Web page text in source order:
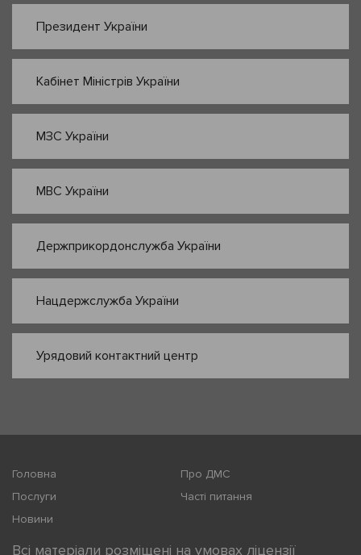
Президент України
Кабінет Міністрів України
МЗС України
МВС України
Держприкордонслужба України
Нацдержслужба України
Урядовий контактний центр
Головна
Про ДМС
Послуги
Часті питання
Новини
Всі матеріали розміщені на умовах ліцензії